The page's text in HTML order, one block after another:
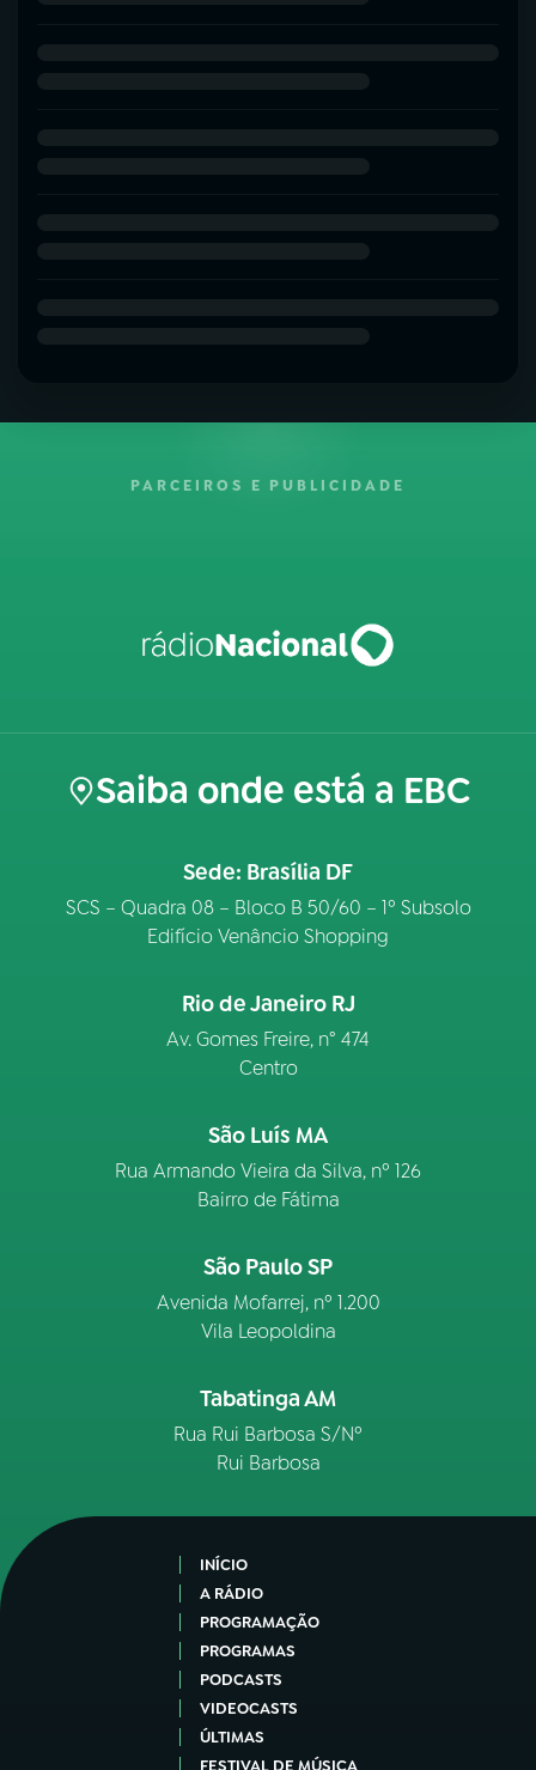
PARCEIROS E PUBLICIDADE
Saiba onde está a EBC
Sede: Brasília DF
SCS – Quadra 08 – Bloco B 50/60 – 1º Subsolo
Edifício Venâncio Shopping
Rio de Janeiro RJ
Av. Gomes Freire, n° 474
Centro
São Luís MA
Rua Armando Vieira da Silva, nº 126
Bairro de Fátima
São Paulo SP
Avenida Mofarrej, nº 1.200
Vila Leopoldina
Tabatinga AM
Rua Rui Barbosa S/Nº
Rui Barbosa
INÍCIO
A RÁDIO
PROGRAMAÇÃO
PROGRAMAS
PODCASTS
VIDEOCASTS
ÚLTIMAS
FESTIVAL DE MÚSICA